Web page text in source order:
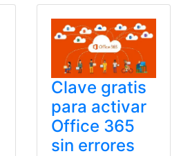
Clave gratis
para activar
Office 365
sin errores